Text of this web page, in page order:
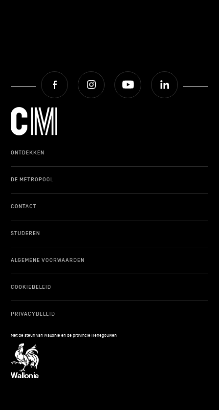
Facebook Instagram Youtube
ONTDEKKEN
DE METROPOOL
CONTACT
STUDEREN
ALGEMENE VOORWAARDEN
COOKIEBELEID
PRIVACYBELEID
Met de steun van Wallonië en de provincie Henegouwen